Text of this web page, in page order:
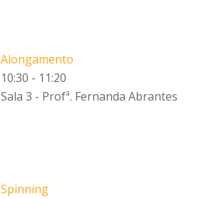
Alongamento
10:30 - 11:20
Sala 3 - Profª. Fernanda Abrantes
Spinning